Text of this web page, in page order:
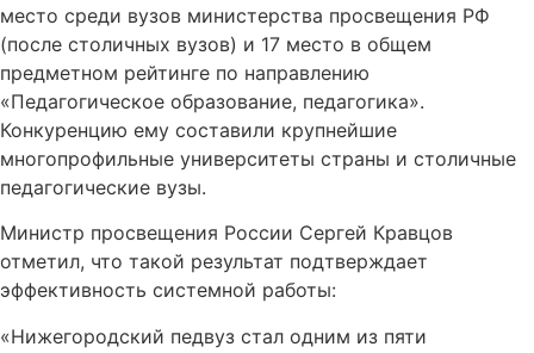
место среди вузов министерства просвещения РФ
(после столичных вузов) и 17 место в общем
предметном рейтинге по направлению
«Педагогическое образование, педагогика».
Конкуренцию ему составили крупнейшие
многопрофильные университеты страны и столичные
педагогические вузы.
Министр просвещения России Сергей Кравцов
отметил, что такой результат подтверждает
эффективность системной работы:
«Нижегородский педвуз стал одним из пяти